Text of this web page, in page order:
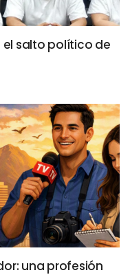
el salto político de
una profesión